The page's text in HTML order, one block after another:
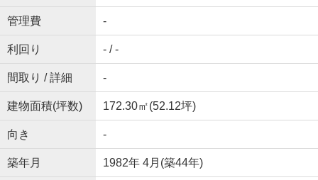
管理費 -
利回り - / -
間取り / 詳細 -
建物面積(坪数) 172.30㎡(52.12坪)
向き -
築年月 1982年 4月(築44年)